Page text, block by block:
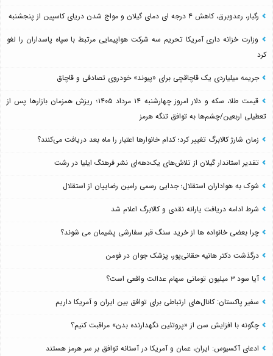
رگبار، رعدوبرق، کاهش ۴ درجه ای دمای گیلان و مواج شدن دریای کاسپین از پنجشنبه
وزارت خزانه داری آمریکا تحریم سه شرکت هواپیمایی مرتبط با سپاه پاسداران را لغو
کرد
جریمه میلیاردی یک قاچاقچی برای «پیوند» خودروی تصادفی و قاچاق
قیمت طلا، سکه و دلار امروز چهارشنبه ۱۴ مرداد ۱۴۰۵؛ ریزش همزمان بازارها پس از
تعطیلی اربعین/چشم‌ها به توافق تنگه هرمز
زمان شارژ کالابرگ تغییر کرد؛ کدام خانوارها اعتبار را ماه بعد دریافت می‌کنند؟
تقدیر استاندار گیلان از تلاش‌های یک‌دهه‌ای نشر فرهنگ ایلیا در رشت
شوک به هواداران استقلال؛ جدایی رسمی رامین رضاییان از استقلال
شرط ادامه دریافت یارانه نقدی و کالابرگ اعلام شد
چرا بعضی خانواده ها از خرید سنگ قبر سفارشی پشیمان می شوند؟
درگذشت دکتر هانیه حقانی‌پور، پزشک جوان در فومن
آیا سود ۳ میلیون تومانی سهام عدالت واقعی است؟
سفیر پاکستان: کانال‌های ارتباطی برای توافق بین ایران و آمریکا داریم
چگونه با افزایش سن از «پروتئین نگهدارنده بدن» مراقبت کنیم؟
ادعای آکسیوس: ایران، عمان و آمریکا در آستانه توافق بر سر هرمز هستند